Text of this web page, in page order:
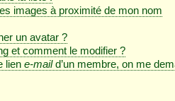
images à proximité de mon nom
un avatar ?
et comment le modifier ?
lien e-maild’un membre, on me